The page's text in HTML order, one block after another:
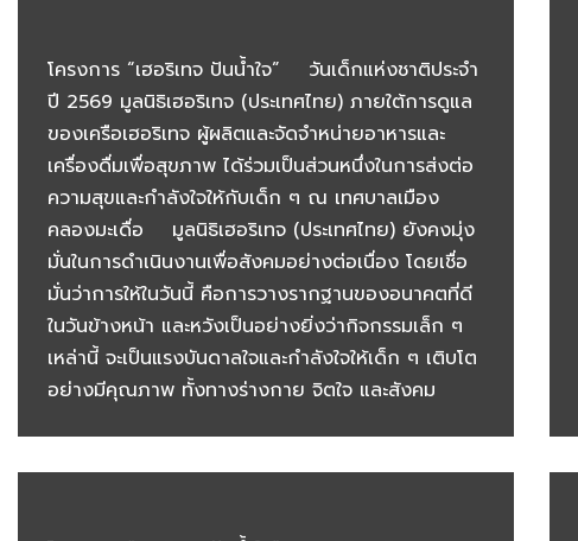
โครงการ “เฮอริเทจ ปันน้ำใจ” วันเด็กแห่งชาติประจำ
ปี 2569 มูลนิธิเฮอริเทจ (ประเทศไทย) ภายใต้การดูแล
ของเครือเฮอริเทจ ผู้ผลิตและจัดจำหน่ายอาหารและ
เครื่องดื่มเพื่อสุขภาพ ได้ร่วมเป็นส่วนหนึ่งในการส่งต่อ
ความสุขและกำลังใจให้กับเด็ก ๆ ณ เทศบาลเมือง
คลองมะเดื่อ มูลนิธิเฮอริเทจ (ประเทศไทย) ยังคงมุ่ง
มั่นในการดำเนินงานเพื่อสังคมอย่างต่อเนื่อง โดยเชื่อ
มั่นว่าการให้ในวันนี้ คือการวางรากฐานของอนาคตที่ดี
ในวันข้างหน้า และหวังเป็นอย่างยิ่งว่ากิจกรรมเล็ก ๆ
เหล่านี้ จะเป็นแรงบันดาลใจและกำลังใจให้เด็ก ๆ เติบโต
อย่างมีคุณภาพ ทั้งทางร่างกาย จิตใจ และสังคม